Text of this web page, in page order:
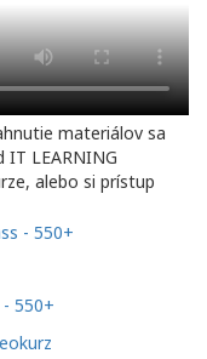
materiálov sa
LEARNING
alebo si prístup
550+